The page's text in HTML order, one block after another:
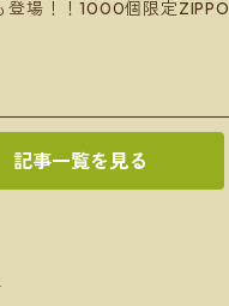
登場！！1000個限定ZIPPO
記事一覧を見る